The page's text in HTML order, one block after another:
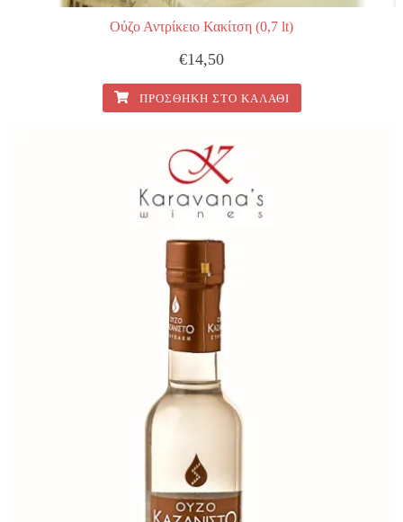
Ούζο Αντρίκειο Κακίτση (0,7 lt)
€14,50
ΠΡΟΣΘΉΚΗ ΣΤΟ ΚΑΛΆΘΙ